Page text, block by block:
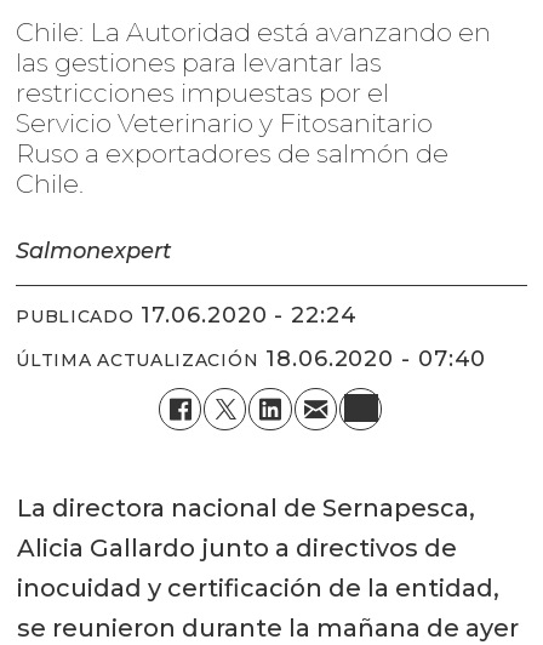
Chile: La Autoridad está avanzando en
las gestiones para levantar las
restricciones impuestas por el
Servicio Veterinario y Fitosanitario
Ruso a exportadores de salmón de
Chile.
Salmonexpert
PUBLICADO 17.06.2020 - 22:24
ÚLTIMA ACTUALIZACIÓN 18.06.2020 - 07:40
La directora nacional de Sernapesca,
Alicia Gallardo junto a directivos de
inocuidad y certificación de la entidad,
se reunieron durante la mañana de ayer